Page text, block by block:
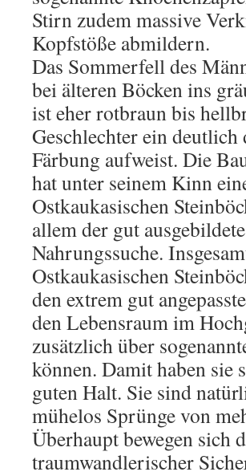
Stirn zudem massive
Kopfstöße abmildern.
Das Sommerfell des
bei älteren Böcken ins
ist eher rotbraun bis
Geschlechter ein deutlich
Färbung aufweist. Die
hat unter seinem Kinn
Ostkaukasischen
allem der gut
Nahrungssuche.
Ostkaukasischen
den extrem gut
den Lebensraum im
zusätzlich über
können. Damit haben sie
guten Halt. Sie sind
mühelos Sprünge von
Überhaupt bewegen sich
traumwandlerischer